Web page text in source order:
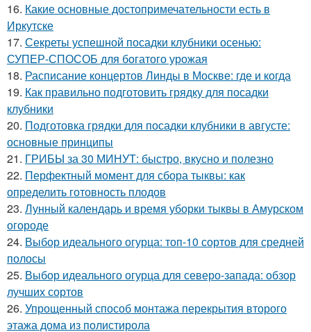
16. Какие основные достопримечательности есть в
Иркутске
17. Секреты успешной посадки клубники осенью:
СУПЕР-СПОСОБ для богатого урожая
18. Расписание концертов Линды в Москве: где и когда
19. Как правильно подготовить грядку для посадки
клубники
20. Подготовка грядки для посадки клубники в августе:
основные принципы
21. ГРИБЫ за 30 МИНУТ: быстро, вкусно и полезно
22. Перфектный момент для сбора тыквы: как
определить готовность плодов
23. Лунный календарь и время уборки тыквы в Амурском
огороде
24. Выбор идеального огурца: топ-10 сортов для средней
полосы
25. Выбор идеального огурца для северо-запада: обзор
лучших сортов
26. Упрощенный способ монтажа перекрытия второго
этажа дома из полистирола